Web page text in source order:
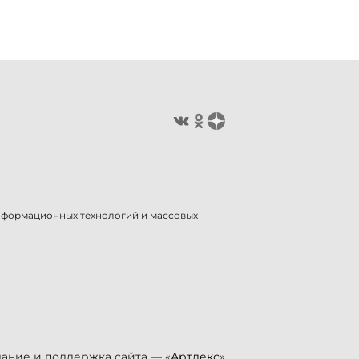
технологий и массовых